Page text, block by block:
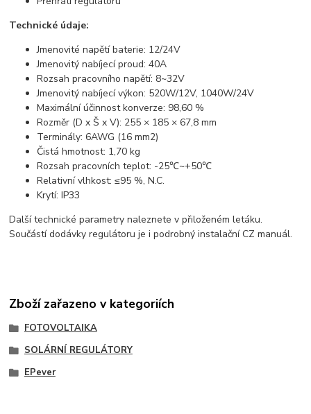
Technické údaje:
Jmenovité napětí baterie: 12/24V
Jmenovitý nabíjecí proud: 40A
Rozsah pracovního napětí: 8~32V
Jmenovitý nabíjecí výkon: 520W/12V, 1040W/24V
Maximální účinnost konverze: 98,60 %
Rozměr (D x Š x V): 255 × 185 × 67,8 mm
Terminály: 6AWG (16 mm2)
Čistá hmotnost: 1,70 kg
Rozsah pracovních teplot: -25℃~+50℃
Relativní vlhkost: ≤95 %, N.C.
Krytí: IP33
Další technické parametry naleznete v přiloženém letáku.
Součástí dodávky regulátoru je i podrobný instalační CZ manuál.
Zboží zařazeno v kategoriích
FOTOVOLTAIKA
SOLÁRNÍ REGULÁTORY
EPever